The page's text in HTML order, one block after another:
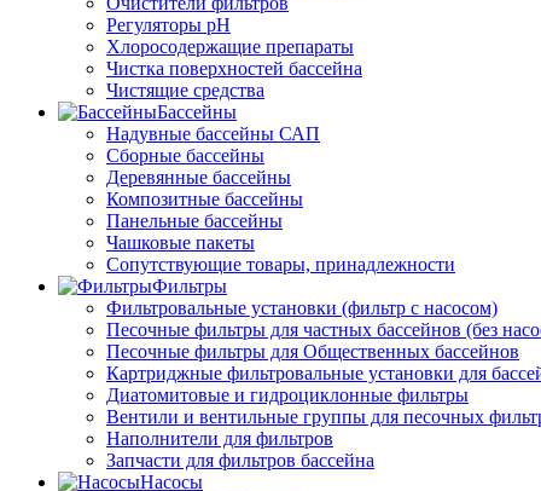
Регуляторы pH
Хлоросодержащие препараты
Чистка поверхностей бассейна
Чистящие средства
Бассейны
Надувные бассейны САП
Сборные бассейны
Деревянные бассейны
Композитные бассейны
Панельные бассейны
Чашковые пакеты
Сопутствующие товары, принадлежности
Фильтры
Фильтровальные установки (фильтр с насосом)
Песочные фильтры для частных бассейнов (без
Песочные фильтры для Общественных бассейнов
Картриджные фильтровальные установки для
Диатомитовые и гидроциклонные фильтры
Вентили и вентильные группы для песочных
Наполнители для фильтров
Запчасти для фильтров бассейна
Насосы